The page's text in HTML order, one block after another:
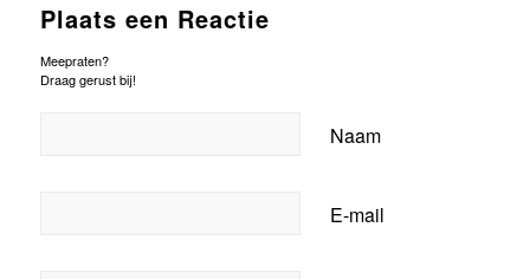
Plaats een Reactie
Meepraten?
Draag gerust bij!
Naam
E-mail